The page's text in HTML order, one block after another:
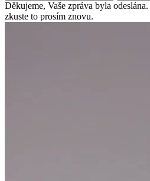
Děkujeme, Vaše zpráva byla odeslána.
zkuste to prosím znovu.